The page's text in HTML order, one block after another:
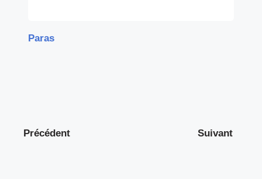
Paras
Précédent Suivant